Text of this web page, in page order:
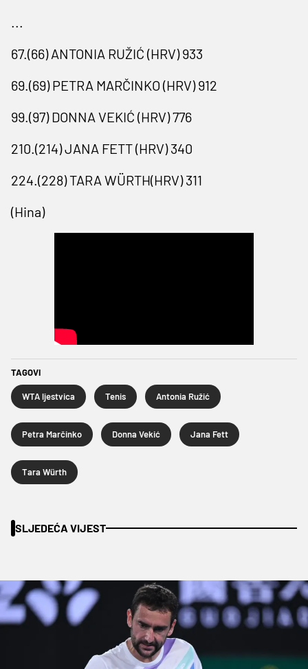
...
67.(66) ANTONIA RUŽIĆ (HRV) 933
69.(69) PETRA MARČINKO (HRV) 912
99.(97) DONNA VEKIĆ (HRV) 776
210.(214) JANA FETT (HRV) 340
224.(228) TARA WÜRTH(HRV) 311
(Hina)
TAGOVI
WTA ljestvica Tenis Antonia Ružić
Petra Marčinko Donna Vekić Jana Fett
Tara Würth
SLJEDEĆA VIJEST